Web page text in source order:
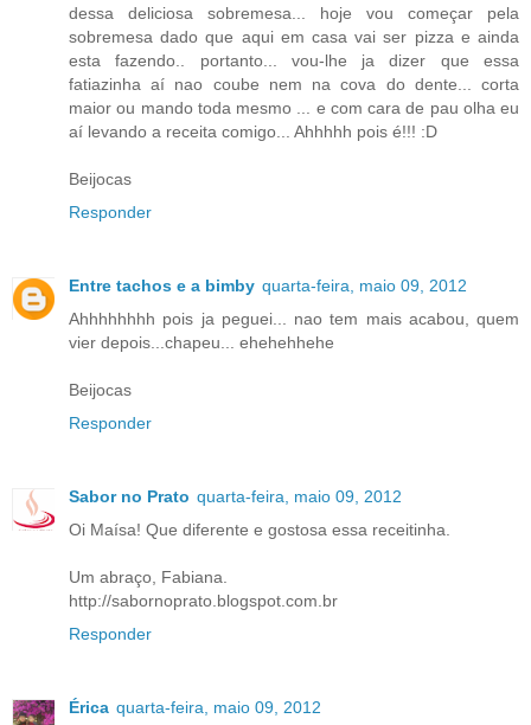
dessa deliciosa sobremesa... hoje vou começar pela
sobremesa dado que aqui em casa vai ser pizza e ainda
esta fazendo.. portanto... vou-lhe ja dizer que essa
fatiazinha aí nao coube nem na cova do dente... corta
maior ou mando toda mesmo ... e com cara de pau olha eu
aí levando a receita comigo... Ahhhhh pois é!!! :D
Beijocas
Responder
Entre tachos e a bimby quarta-feira, maio 09, 2012
Ahhhhhhhh pois ja peguei... nao tem mais acabou, quem
vier depois...chapeu... ehehehhehe
Beijocas
Responder
Sabor no Prato quarta-feira, maio 09, 2012
Oi Maísa! Que diferente e gostosa essa receitinha.
Um abraço, Fabiana.
http://sabornoprato.blogspot.com.br
Responder
Érica quarta-feira, maio 09, 2012